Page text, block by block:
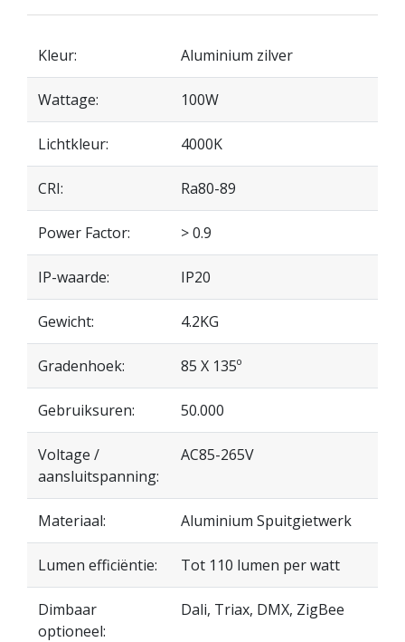
Kleur: Aluminium zilver
Wattage: 100W
Lichtkleur: 4000K
CRI: Ra80-89
Power Factor: > 0.9
IP-waarde: IP20
Gewicht: 4.2KG
Gradenhoek: 85 X 135º
Gebruiksuren: 50.000
Voltage /
aansluitspanning:
AC85-265V
Materiaal: Aluminium Spuitgietwerk
Lumen efficiëntie: Tot 110 lumen per watt
Dimbaar
optioneel:
Dali, Triax, DMX, ZigBee